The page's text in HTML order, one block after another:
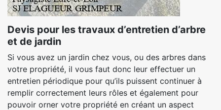
Devis pour les travaux d’entretien d’arbre
et de jardin
Si vous avez un jardin chez vous, ou des arbres dans
votre propriété, il vous faut donc leur effectuer un
entretien périodique pour qu’ils puissent continuer à
remplir correctement leurs rôles et également pour
pouvoir orner votre propriété en créant un aspect